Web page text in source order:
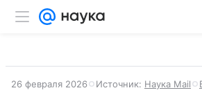
26 февраля 2026 Источник: Наука Mail